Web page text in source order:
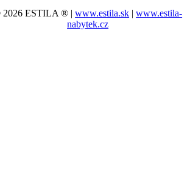
2026 ESTILA ® |www.estila.sk |www.estila-
nabytek.cz